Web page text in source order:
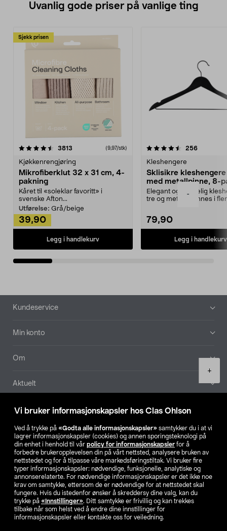
Vi bruker informasjonskapsler hos Clas Ohlson
Ved å trykke på «Godta alle informasjonskapsler» samtykker du i at vi
lagrer informasjonskapsler (cookies) og annen sporingsteknologi på
din enhet i henhold til vår policy for informasjonskapsler for å
forbedre brukeropplevelsen din på vårt nettsted, analysere bruken av
nettstedet og for å tilpasse våre markedsføringstiltak. Vi bruker fire
typer informasjonskapsler: nødvendige, funksjonelle, analytiske og
annonserelaterte. For nødvendige informasjonskapsler er det ikke noe
krav om samtykke, ettersom de er nødvendige for at nettstedet skal
fungere. Hvis du istedenfor ønsker å skreddersy dine valg, kan du
trykke på «Innstillinger». Ditt samtykke er frivillig og kan trekkes
tilbake når som helst ved å endre dine innstillinger for
informasjonskapsler eller kontakte oss for veiledning.
-
+
Uvanlig gode priser på vanlige ting
Sjekk prisen
3813 anmeldelser(9,97/stk)
Kjøkkenrengjøring
Mikrofiberklut 32 x 31 cm, 4-
pakning
Kåret til «soleklar favoritt» i
svenske Afton...
Utførelse: Grå/beige
39,90
Legg i handlekurv
4.5av 5 stjerner 256
Kleshengere
Sklisikre
med metallpinne, 8-
Elegant og skikkelig
tre og metall – finnes i
79,90
Legg i handlekurv
4.5av 5 stjerner
Bunntekst
Kundeservice
Min konto
Om
Aktuelt
Våre selskaper
Finn din butikk
SE NO FI